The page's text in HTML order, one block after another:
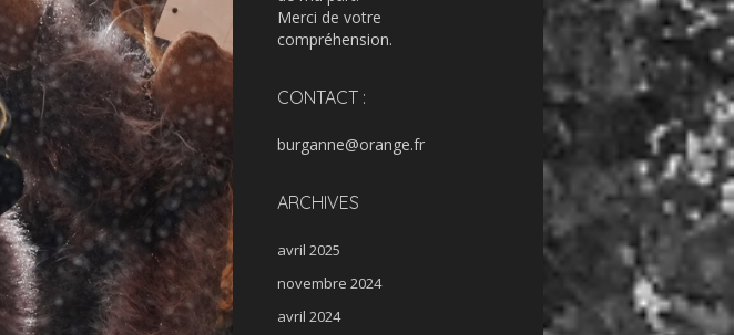
Merci de votre
compréhension.
CONTACT :
burganne@orange.fr
ARCHIVES
avril 2025
novembre 2024
avril 2024